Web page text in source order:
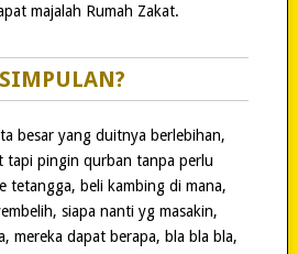
majalah Rumah Zakat.
besar yang duitnya berlebihan,
tapi pingin qurban tanpa perlu
tetangga, beli kambing di mana,
siapa nanti yg masakin,
mereka dapat berapa, bla bla bla,